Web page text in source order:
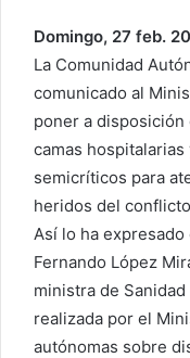
Domingo, 27 feb.
La Comunidad
comunicado al
poner a
camas
semicríticos para
heridos del
Así lo ha
Fernando López
ministra de
realizada por el
autónomas sobre